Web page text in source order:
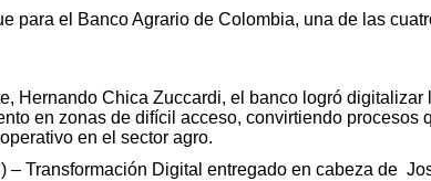
para el Banco Agrario de Colombia, una de las
Hernando Chica Zuccardi, el banco logró
en zonas de difícil acceso, convirtiendo
en el sector agro.
– Transformación Digital entregado en cabeza de